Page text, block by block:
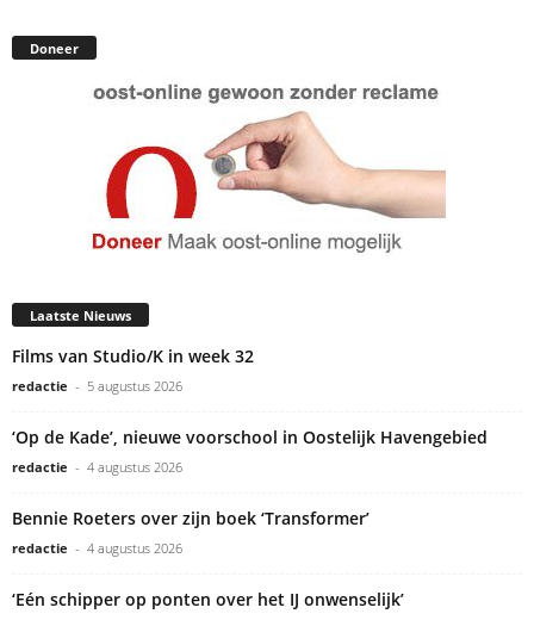
Doneer
Laatste Nieuws
Films van Studio/K in week 32
redactie - 5 augustus 2026
‘Op de Kade’, nieuwe voorschool in Oostelijk Havengebied
redactie - 4 augustus 2026
Bennie Roeters over zijn boek ‘Transformer’
redactie - 4 augustus 2026
‘Eén schipper op ponten over het IJ onwenselijk’